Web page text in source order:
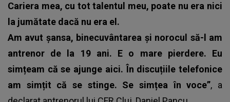
Cariera mea, cu tot talentul meu, poate nu era nici
la jumătate dacă nu era el.
Am avut șansa, binecuvântarea și norocul să-l am
antrenor de la 19 ani. E o mare pierdere. Eu
simțeam că se ajunge aici. În discuțiile telefonice
am simțit că se stinge. Se simțea în voce”, a